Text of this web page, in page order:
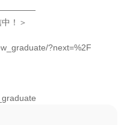
！＞
?next=%2F